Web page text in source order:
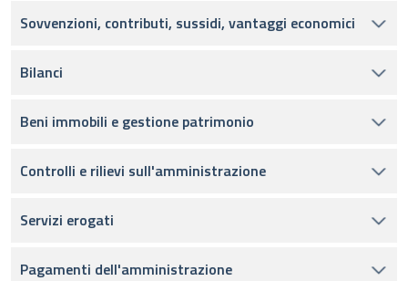
Sovvenzioni, contributi, sussidi, vantaggi economici
Bilanci
Beni immobili e gestione patrimonio
Controlli e rilievi sull'amministrazione
Servizi erogati
Pagamenti dell'amministrazione